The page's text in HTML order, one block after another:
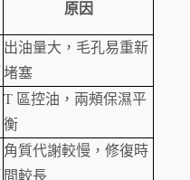
原因
出油量大，毛孔易重新
堵塞
T 區控油，兩頰保濕平
衡
角質代謝較慢，修復時
間較長